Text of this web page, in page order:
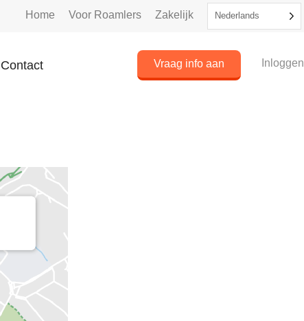
Home Voor Roamlers Zakelijk Nederlands
Contact Vraag info aan Inloggen